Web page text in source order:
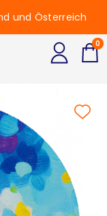
und Österreich
0